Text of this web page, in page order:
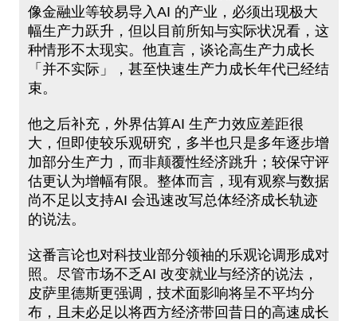
像金融业等较易导入AI 的产业，必须出现极大
幅生产力跃升，但以目前所知与实际状况看，这
种情形不太现实。他直言，谈论高生产力成长
「并不实际」，甚至快速生产力成长年代已经结
束。
他之后补充，外界估算AI 生产力效应差距很
大，但即使较乐观研究，多半也只是多年逐步增
加部分生产力，而非颠覆性经济跳升；较保守评
估更认为增幅有限。整体而言，现有观察与数据
尚不足以支持AI 会迅速改写总体经济成长轨迹
的说法。
这番言论也对科技业部分领袖的乐观论调形成对
照。尽管市场不乏AI 改变就业与经济的说法，
皮萨里德斯更强调，技术面影响将呈不平均分
布，且未必足以将西方经济带回昔日的高速成长